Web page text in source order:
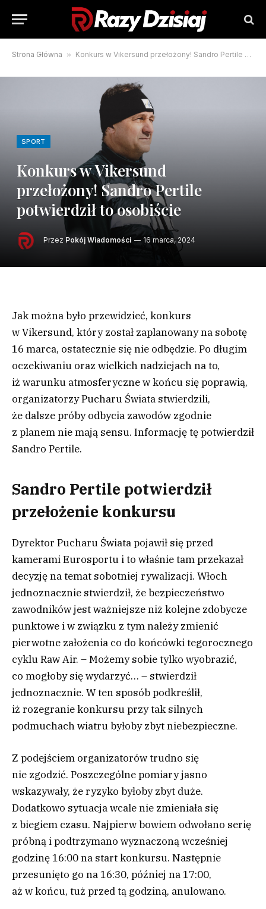
Strona Główna » Konkurs w Vikersund przełożony! Sandro Pertile potwierdził to osobiście
SPORT
Konkurs w Vikersund
przełożony! Sandro Pertile
potwierdził to osobiście
Przez Pokój Wiadomości 16 marca, 2024
Jak można było przewidzieć, konkurs
w Vikersund, który został zaplanowany na sobotę
16 marca, ostatecznie się nie odbędzie. Po długim
oczekiwaniu oraz wielkich nadziejach na to,
iż warunku atmosferyczne w końcu się poprawią,
organizatorzy Pucharu Świata stwierdzili,
że dalsze próby odbycia zawodów zgodnie
z planem nie mają sensu. Informację tę potwierdził
Sandro Pertile.
Sandro Pertile potwierdził
przełożenie konkursu
Dyrektor Pucharu Świata pojawił się przed
kamerami Eurosportu i to właśnie tam przekazał
decyzję na temat sobotniej rywalizacji. Włoch
jednoznacznie stwierdził, że bezpieczeństwo
zawodników jest ważniejsze niż kolejne zdobycze
punktowe i w związku z tym należy zmienić
pierwotne założenia co do końcówki tegorocznego
cyklu Raw Air. – Możemy sobie tylko wyobrazić,
co mogłoby się wydarzyć… – stwierdził
jednoznacznie. W ten sposób podkreślił,
iż rozegranie konkursu przy tak silnych
podmuchach wiatru byłoby zbyt niebezpieczne.
Z podejściem organizatorów trudno się
nie zgodzić. Poszczególne pomiary jasno
wskazywały, że ryzyko byłoby zbyt duże.
Dodatkowo sytuacja wcale nie zmieniała się
z biegiem czasu. Najpierw bowiem odwołano serię
próbną i podtrzymano wyznaczoną wcześniej
godzinę 16:00 na start konkursu. Następnie
przesunięto go na 16:30, później na 17:00,
aż w końcu, tuż przed tą godziną, anulowano.